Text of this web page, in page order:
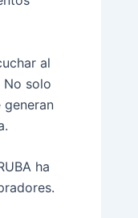
al
No solo
generan
ha